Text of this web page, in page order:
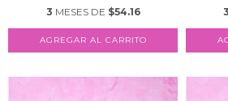
3 MESES DE $54.16 3